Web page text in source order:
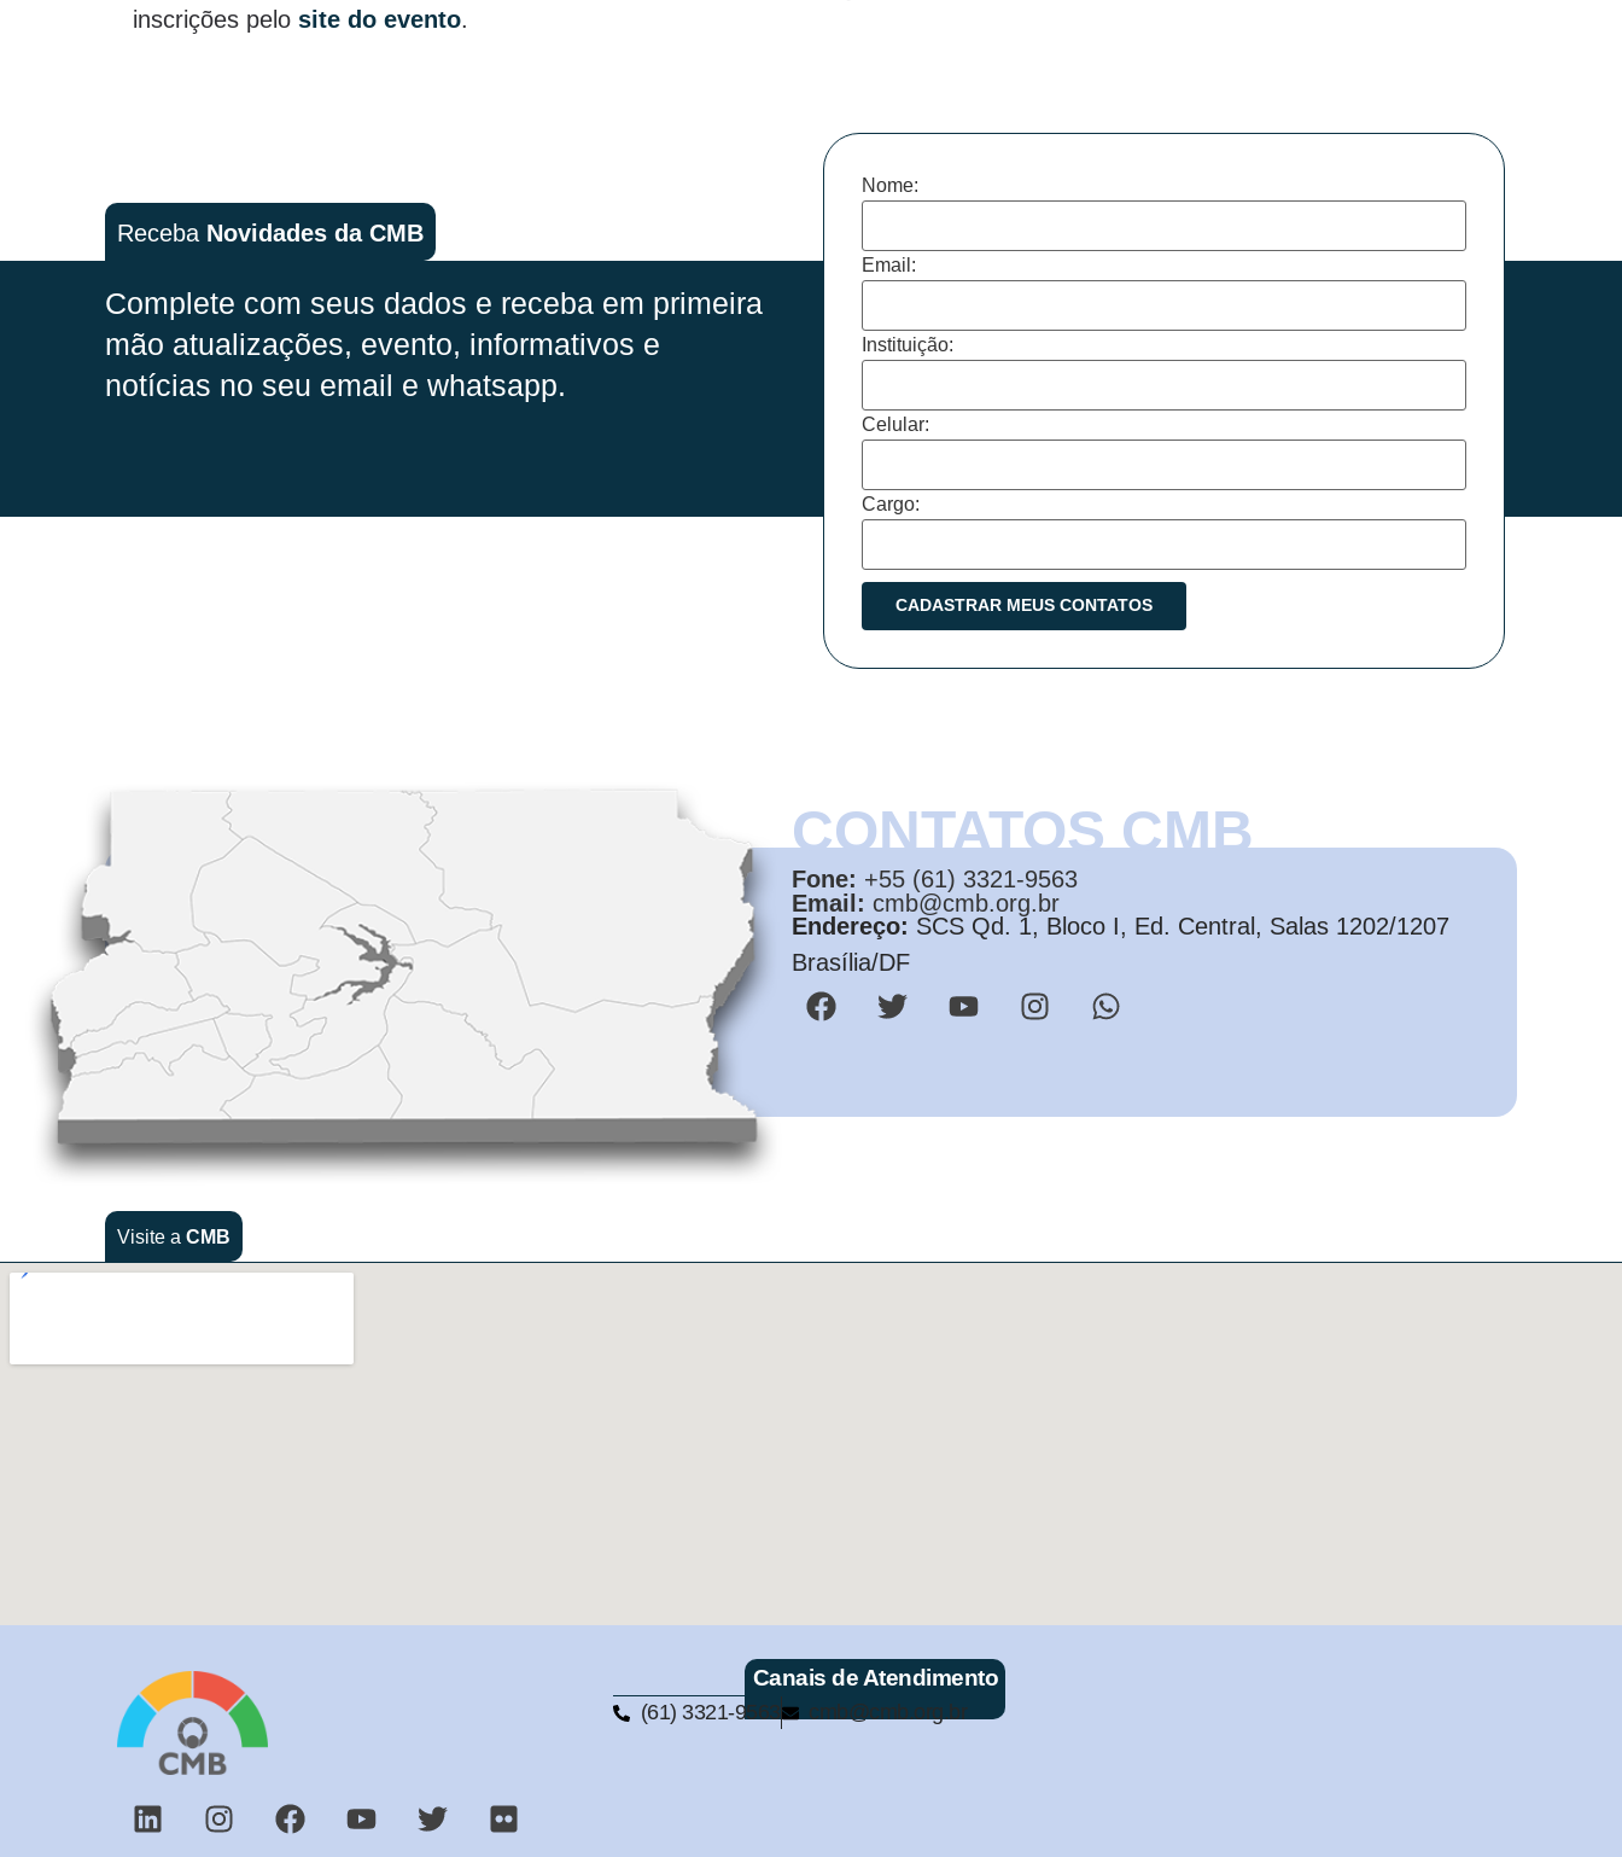
inscrições pelo site do evento.
Receba Novidades da CMB
Complete com seus dados e receba em primeira
mão atualizações, evento, informativos e
notícias no seu email e whatsapp.
Nome:
Email:
Instituição:
Celular:
Cargo:
CONTATOS CMB
Fone: +55 (61) 3321-9563
Email: cmb@cmb.org.br
Endereço: SCS Qd. 1, Bloco I, Ed. Central, Salas 1202/1207
Brasília/DF
Visite a CMB
Canais de Atendimento
(61) 3321-9563 cmb@cmb.org.br